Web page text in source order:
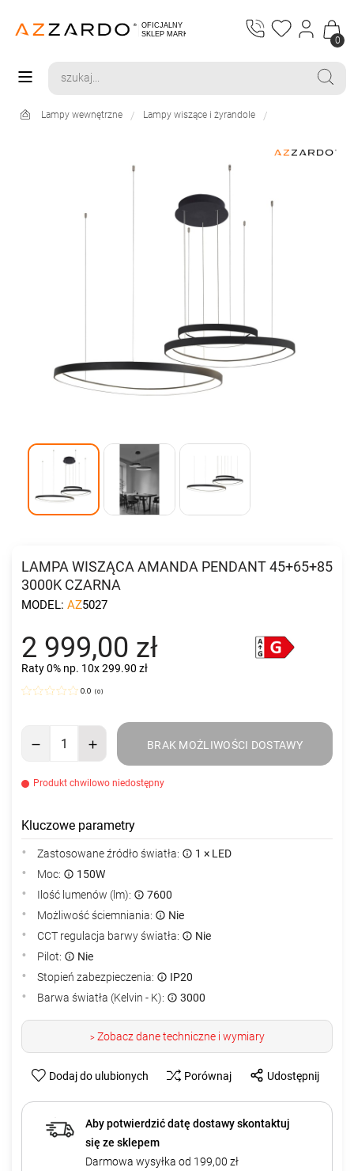
0
Lampy wewnętrzne Lampy wiszące i żyrandole
LAMPA WISZĄCA AMANDA PENDANT 45+65+85
3000K CZARNA
MODEL: AZ5027
2 999,00 zł
Raty 0% np. 10x 299.90 zł
0.0 (0)
BRAK MOŻLIWOŚCI DOSTAWY
Produkt chwilowo niedostępny
Kluczowe parametry
Zastosowane źródło światła:
1 × LED
Moc:
150W
Ilość lumenów (lm):
7600
Możliwość ściemniania:
Nie
CCT regulacja barwy światła:
Nie
Pilot:
Nie
Stopień zabezpieczenia:
IP20
Barwa światła (Kelvin - K):
3000
>Zobacz dane techniczne i wymiary
Dodaj do ulubionych Porównaj Udostępnij
Aby potwierdzić datę dostawy skontaktuj
się ze sklepem
Darmowa wysyłka od 199,00 zł